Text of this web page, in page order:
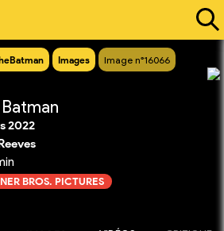
Images Image n°16066
2022
BROS. PICTURES